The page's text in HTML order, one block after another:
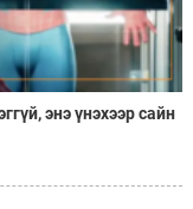
энэ үнэхээр сайн